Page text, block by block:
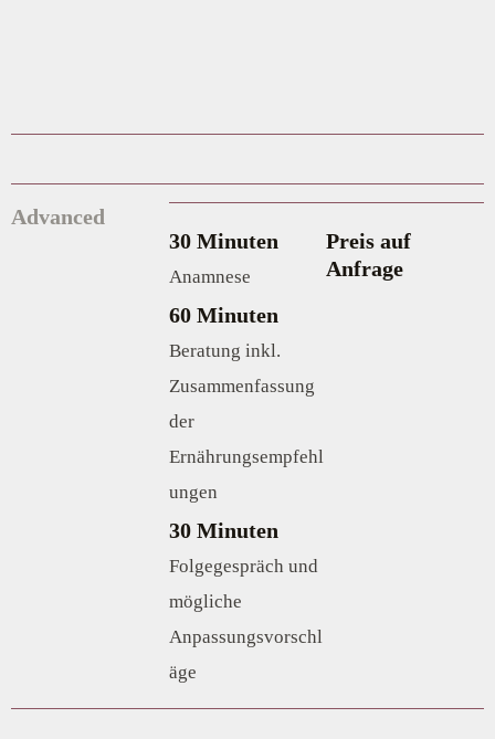
Advanced
30 Minuten
Anamnese
60 Minuten
Beratung inkl.
Zusammenfassung
der
Ernährungsempfehl
ungen
30 Minuten
Folgegespräch und
mögliche
Anpassungsvorschl
äge
Preis auf
Anfrage